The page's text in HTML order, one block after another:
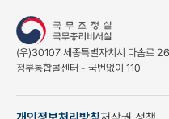
(우)30107 세종특별자치시 다솜로
정부통합콜센터 - 국번없이 110